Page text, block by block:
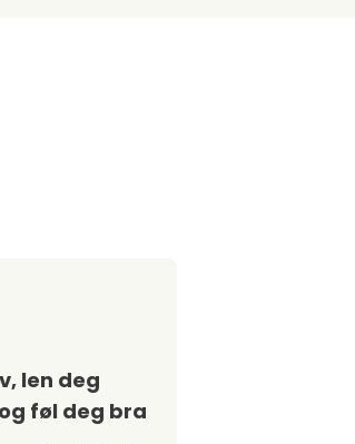
len deg
føl deg bra